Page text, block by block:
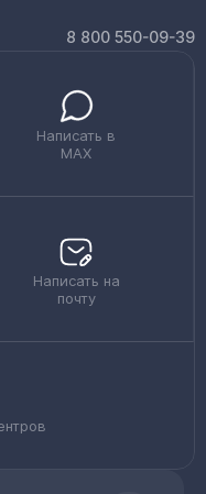
8 800 550-09-39
Написать в
MAX
Написать на
почту